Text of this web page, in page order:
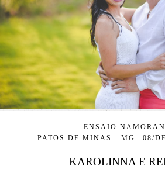
ENSAIO
PATOS DE MINAS - MG
08/
KAROLINNA E